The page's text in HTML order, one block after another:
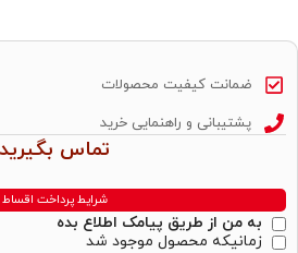
ضمانت کیفیت محصولات
پشتیبانی و راهنمایی خرید
تماس بگیرید
شرایط پرداخت اقساط
به من از طریق پیامک اطلاع بده
زمانیکه محصول موجود شد